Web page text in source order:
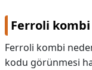
Ferroli kombi
Ferroli kombi
kodu görünmesi